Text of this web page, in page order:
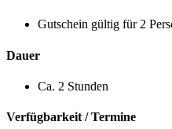
Gutschein gültig für 2
Dauer
Ca. 2 Stunden
Verfügbarkeit / Termine